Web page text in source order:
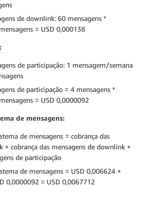
de downlink: 60 mensagens *
= USD 0,000138
de participação: 1 mensagem/semana
de participação = 4 mensagens *
= USD 0,0000092
de mensagens:
de mensagens = cobrança das
+ cobrança das mensagens de downlink +
de participação
de mensagens = USD 0,006624 +
0,0000092 = USD 0,0067712